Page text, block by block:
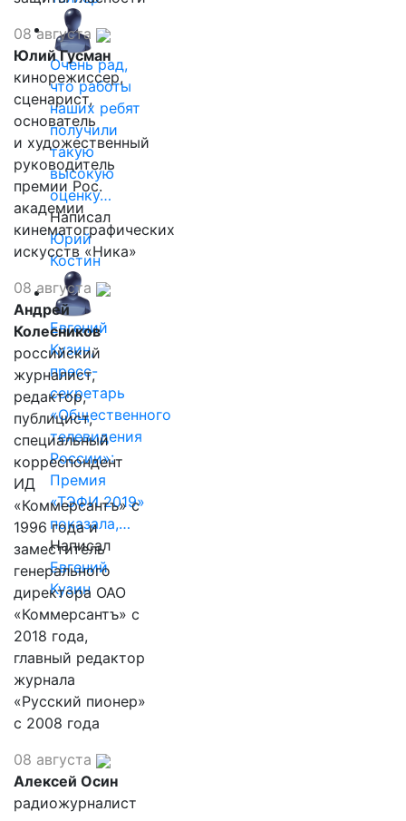
Очень рад,
что работы
наших ребят
получили
такую
высокую
оценку…
Написал
Юрий
Костин
Евгений
Кузин,
пресс-
секретарь
«Общественного
телевидения
России»:
Премия
«ТЭФИ 2019»
показала,…
Написал
Евгений
Кузин
08 августа
Юлий Гусман
кинорежиссер,
сценарист,
основатель
и художественный
руководитель
премии Рос.
академии
кинематографических
искусств «Ника»
08 августа
Андрей
Колесников
российский
журналист,
редактор,
публицист,
специальный
корреспондент
ИД
«Коммерсантъ» с
1996 года и
заместитель
генерального
директора ОАО
«Коммерсантъ» с
2018 года,
главный редактор
журнала
«Русский пионер»
с 2008 года
08 августа
Алексей Осин
радиожурналист